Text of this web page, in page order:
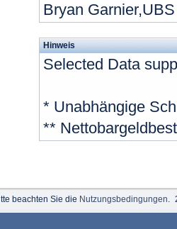
Bryan
Hinweis
Selected Data
* Unabhängige
**
beachten Sie die Nutzungsbedingungen.